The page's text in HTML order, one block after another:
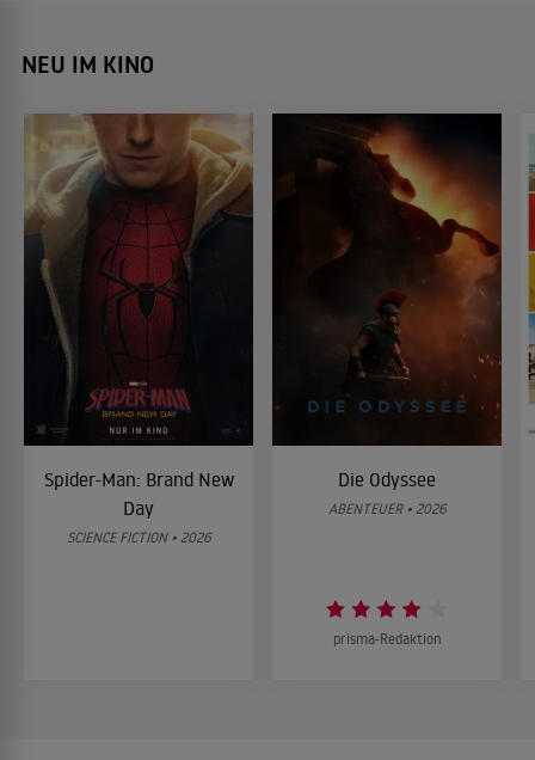
NEU IM KINO
Spider-Man: Brand New
Day
SCIENCE FICTION • 2026
Die Odyssee
ABENTEUER • 2026
prisma-Redaktion